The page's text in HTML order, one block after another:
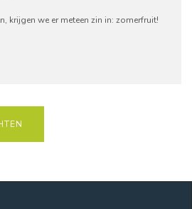
krijgen we er meteen zin in: zomerfruit!